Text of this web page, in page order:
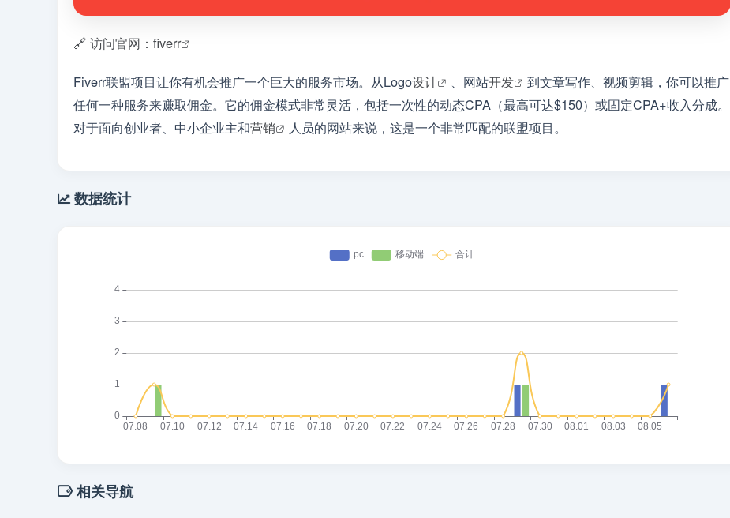
🔗 访问官网：fiverr
Fiverr联盟项目让你有机会推广一个巨大的服务市场。从Logo设计 、网站开发
到文章写作、视频剪辑，你可以推广
任何一种服务来赚取佣金。它的佣金模式非常灵活，包括一次性的动态CPA（最高可达$150）或固定CPA+收入分成。
对于面向创业者、中小企业主和营销 人员的网站来说，这是一个非常匹配的联盟项目。
数据统计
相关导航